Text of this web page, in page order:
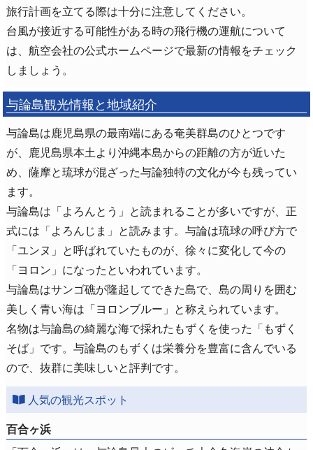
旅行計画を立てる際は十分に注意してください。
台風が接近する可能性がある時の飛行機の運航について
は、航空会社の公式ホームページで最新の情報をチェック
しましょう。
与論島観光情報と地域紹介
与論島は鹿児島県の最南端にある奄美群島のひとつです
が、鹿児島県本土より沖縄本島からの距離の方が近いた
め、薩摩と琉球が混ざった与論独特の文化が今も残ってい
ます。
与論島は「よろんとう」と読まれることが多いですが、正
式には「よろんじま」と読みます。与論は琉球の呼び方で
「ユンヌ」と呼ばれていたものが、徐々に変化して今の
「ヨロン」になったといわれています。
与論島はサンゴ礁が隆起してできた島で、島の周りを囲む
美しく青い海は「ヨロンブルー」と称えられています。
名物は与論島の綺麗な海で採れたもずくを使った「もずく
そば」です。与論島のもずくは栄養分を豊富に含んでいる
ので、抜群に美味しいと評判です。
人気の観光スポット
百合ヶ浜